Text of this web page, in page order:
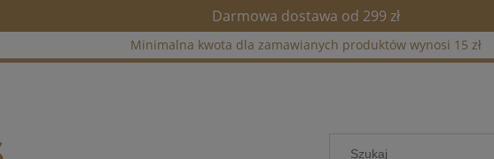
Darmowa dostawa od 299 zł
Minimalna kwota dla zamawianych produktów wynosi 15 zł